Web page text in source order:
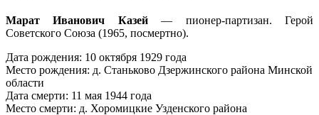
Марат Иванович Казей— пионер-партизан. Герой
Советского Союза (1965, посмертно).
Дата рождения: 10 октября 1929 года
Место рождения: д. Станьково Дзержинского района Минской
области
Дата смерти: 11 мая 1944 года
Место смерти: д. Хоромицкие Узденского района